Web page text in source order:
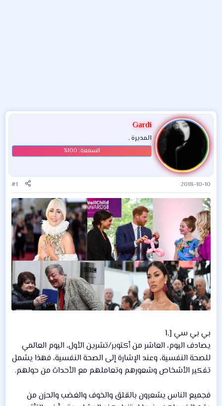
Gardi
المديرة .
2018-10-10
#1
بي بي سي [,l
يصادف اليوم، العاشر من أكتوبر/تشرين الأول، اليوم العالمي
للصحة النفسية، وعند الإشارة إلى الصحة النفسية، فهذا يشمل
تفكير الأشخاص وشعورهم وتعاملهم مع الأحداث من حولهم.
فجميع الناس يشعرون بالقلق والخوف والغضب والحزن من